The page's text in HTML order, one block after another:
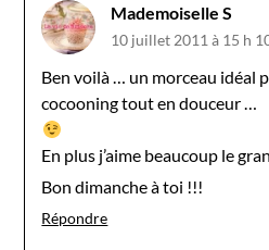
Mademoiselle S
10 juillet 2011 à 15 h
Ben voilà … un morceau idéal
cocooning tout en douceur …
En plus j’aime beaucoup le
Bon dimanche à toi !!!
Répondre